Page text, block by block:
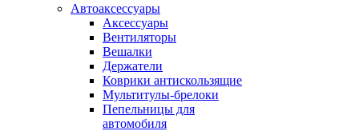
Автоаксессуары
Аксессуары
Вентиляторы
Вешалки
Держатели
Коврики антискользящие
Мультитулы-брелоки
Пепельницы для
автомобиля